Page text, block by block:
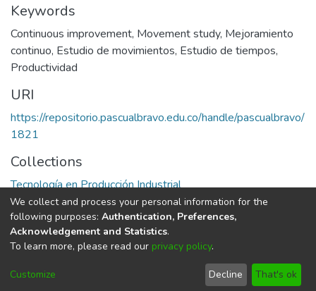
Keywords
Continuous improvement, Movement study, Mejoramiento
continuo, Estudio de movimientos, Estudio de tiempos,
Productividad
URI
https://repositorio.pascualbravo.edu.co/handle/pascualbravo/
1821
Collections
Tecnología en Producción Industrial
Full item page
DSpace softwarecopyright © 2002-2026
Cookie
End User
Agreement
Send
Feedback
We collect and process your personal information for the
following purposes: Authentication, Preferences,
Acknowledgement and Statistics.
To learn more, please read our privacy policy.
Customize Decline That's ok